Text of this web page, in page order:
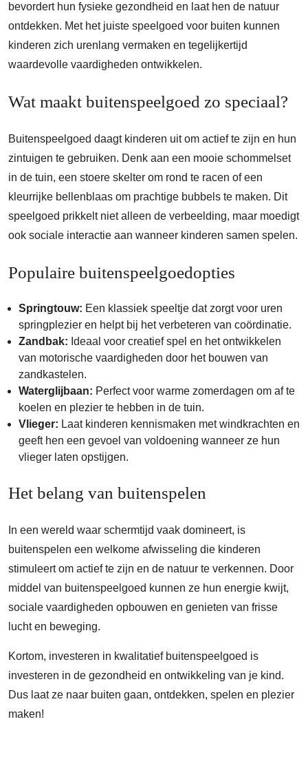
bevordert hun fysieke gezondheid en laat hen de natuur
ontdekken. Met het juiste speelgoed voor buiten kunnen
kinderen zich urenlang vermaken en tegelijkertijd
waardevolle vaardigheden ontwikkelen.
Wat maakt buitenspeelgoed zo speciaal?
Buitenspeelgoed daagt kinderen uit om actief te zijn en hun
zintuigen te gebruiken. Denk aan een mooie schommelset
in de tuin, een stoere skelter om rond te racen of een
kleurrijke bellenblaas om prachtige bubbels te maken. Dit
speelgoed prikkelt niet alleen de verbeelding, maar moedigt
ook sociale interactie aan wanneer kinderen samen spelen.
Populaire buitenspeelgoedopties
Springtouw: Een klassiek speeltje dat zorgt voor uren
springplezier en helpt bij het verbeteren van coördinatie.
Zandbak: Ideaal voor creatief spel en het ontwikkelen
van motorische vaardigheden door het bouwen van
zandkastelen.
Waterglijbaan: Perfect voor warme zomerdagen om af te
koelen en plezier te hebben in de tuin.
Vlieger: Laat kinderen kennismaken met windkrachten en
geeft hen een gevoel van voldoening wanneer ze hun
vlieger laten opstijgen.
Het belang van buitenspelen
In een wereld waar schermtijd vaak domineert, is
buitenspelen een welkome afwisseling die kinderen
stimuleert om actief te zijn en de natuur te verkennen. Door
middel van buitenspeelgoed kunnen ze hun energie kwijt,
sociale vaardigheden opbouwen en genieten van frisse
lucht en beweging.
Kortom, investeren in kwalitatief buitenspeelgoed is
investeren in de gezondheid en ontwikkeling van je kind.
Dus laat ze naar buiten gaan, ontdekken, spelen en plezier
maken!